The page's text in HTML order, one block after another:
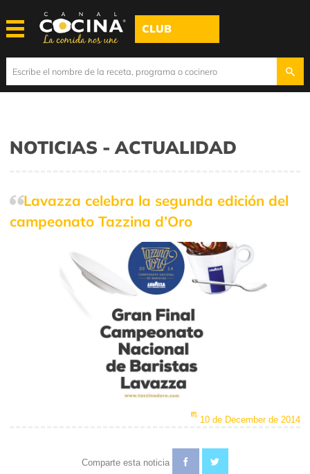
CLUB
NOTICIAS - ACTUALIDAD
Lavazza celebra la segunda edición del
campeonato Tazzina d’Oro
10 de December de 2014
Comparte esta noticia